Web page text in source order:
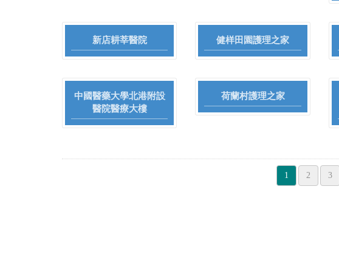
新店耕莘醫院 健样田園護理之家
中國醫藥大學北港附設
醫院醫療大樓
荷蘭村護理之家
1 2 3